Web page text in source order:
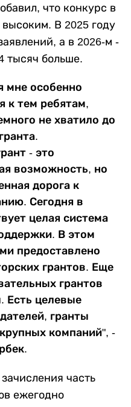
что конкурс в
В 2025 году
а в 2026-м -
тысяч больше.
мне особенно
к тем ребятам,
не хватило до
- это
возможность, но
дорога к
Сегодня в
целая система
В этом
предоставлено
грантов. Еще
грантов
Есть целевые
гранты
компаний", -
часть
ежегодно